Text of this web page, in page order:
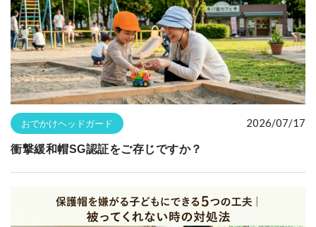
おでかけヘッドガード 2026/07/17
衝撃緩和帽SG認証をご存じですか？